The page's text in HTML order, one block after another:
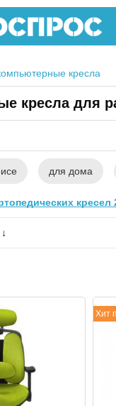
кресла
кресла для
для дома
кресел
Хит